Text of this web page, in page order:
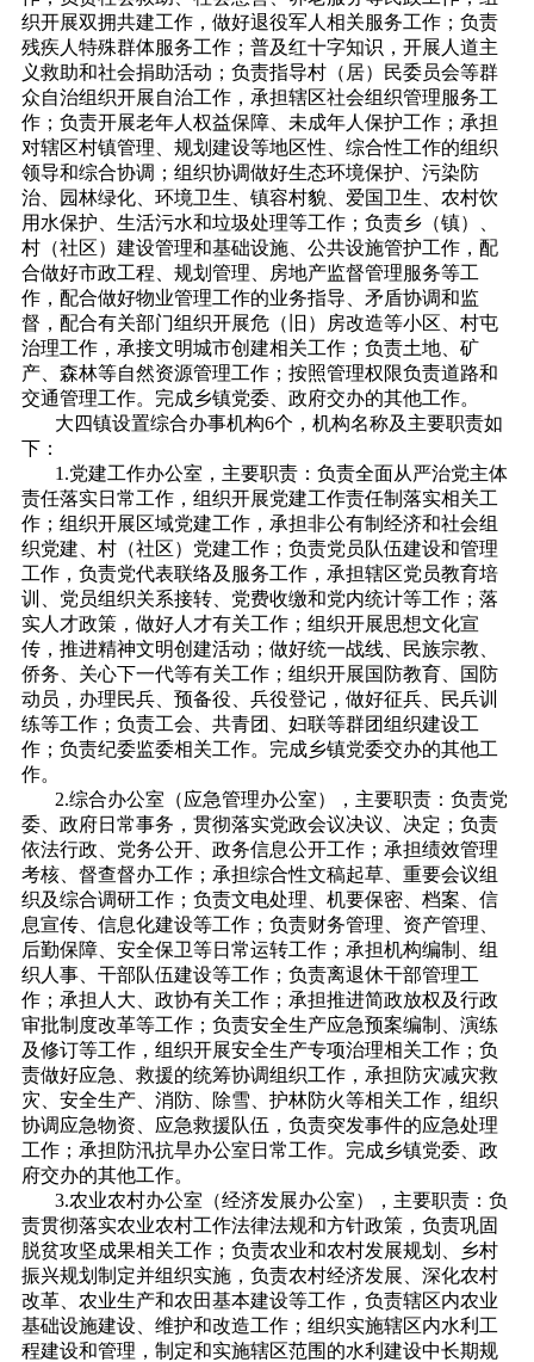
织开展双拥共建工作，做好退役军人相关服务工作；负责
残疾人特殊群体服务工作；普及红十字知识，开展人道主
义救助和社会捐助活动；负责指导村（居）民委员会等群
众自治组织开展自治工作，承担辖区社会组织管理服务工
作；负责开展老年人权益保障、未成年人保护工作；承担
对辖区村镇管理、规划建设等地区性、综合性工作的组织
领导和综合协调；组织协调做好生态环境保护、污染防
治、园林绿化、环境卫生、镇容村貌、爱国卫生、农村饮
用水保护、生活污水和垃圾处理等工作；负责乡（镇）、
村（社区）建设管理和基础设施、公共设施管护工作，配
合做好市政工程、规划管理、房地产监督管理服务等工
作，配合做好物业管理工作的业务指导、矛盾协调和监
督，配合有关部门组织开展危（旧）房改造等小区、村屯
治理工作，承接文明城市创建相关工作；负责土地、矿
产、森林等自然资源管理工作；按照管理权限负责道路和
交通管理工作。完成乡镇党委、政府交办的其他工作。
大四镇设置综合办事机构6个，机构名称及主要职责如
下：
1.党建工作办公室，主要职责：负责全面从严治党主体
责任落实日常工作，组织开展党建工作责任制落实相关工
作；组织开展区域党建工作，承担非公有制经济和社会组
织党建、村（社区）党建工作；负责党员队伍建设和管理
工作，负责党代表联络及服务工作，承担辖区党员教育培
训、党员组织关系接转、党费收缴和党内统计等工作；落
实人才政策，做好人才有关工作；组织开展思想文化宣
传，推进精神文明创建活动；做好统一战线、民族宗教、
侨务、关心下一代等有关工作；组织开展国防教育、国防
动员，办理民兵、预备役、兵役登记，做好征兵、民兵训
练等工作；负责工会、共青团、妇联等群团组织建设工
作；负责纪委监委相关工作。完成乡镇党委交办的其他工
作。
2.综合办公室（应急管理办公室），主要职责：负责党
委、政府日常事务，贯彻落实党政会议决议、决定；负责
依法行政、党务公开、政务信息公开工作；承担绩效管理
考核、督查督办工作；承担综合性文稿起草、重要会议组
织及综合调研工作；负责文电处理、机要保密、档案、信
息宣传、信息化建设等工作；负责财务管理、资产管理、
后勤保障、安全保卫等日常运转工作；承担机构编制、组
织人事、干部队伍建设等工作；负责离退休干部管理工
作；承担人大、政协有关工作；承担推进简政放权及行政
审批制度改革等工作；负责安全生产应急预案编制、演练
及修订等工作，组织开展安全生产专项治理相关工作；负
责做好应急、救援的统筹协调组织工作，承担防灾减灾救
灾、安全生产、消防、除雪、护林防火等相关工作，组织
协调应急物资、应急救援队伍，负责突发事件的应急处理
工作；承担防汛抗旱办公室日常工作。完成乡镇党委、政
府交办的其他工作。
3.农业农村办公室（经济发展办公室），主要职责：负
责贯彻落实农业农村工作法律法规和方针政策，负责巩固
脱贫攻坚成果相关工作；负责农业和农村发展规划、乡村
振兴规划制定并组织实施，负责农村经济发展、深化农村
改革、农业生产和农田基本建设等工作，负责辖区内农业
基础设施建设、维护和改造工作；组织实施辖区内水利工
程建设和管理，制定和实施辖区范围的水利建设中长期规